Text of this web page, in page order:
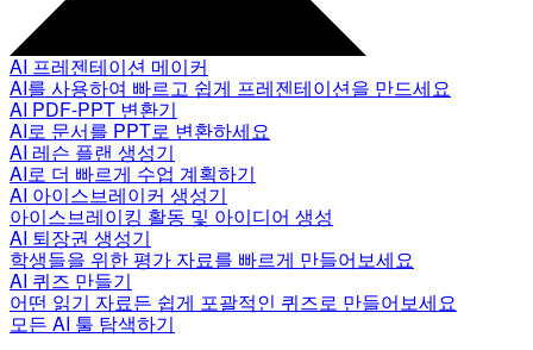
AI 프레젠테이션 메이커
AI를 사용하여 빠르고 쉽게 프레젠테이션을 만드세요
AI PDF-PPT 변환기
AI로 문서를 PPT로 변환하세요
AI 레슨 플랜 생성기
AI로 더 빠르게 수업 계획하기
AI 아이스브레이커 생성기
아이스브레이킹 활동 및 아이디어 생성
AI 퇴장권 생성기
학생들을 위한 평가 자료를 빠르게 만들어보세요
AI 퀴즈 만들기
어떤 읽기 자료든 쉽게 포괄적인 퀴즈로 만들어보세요
모든 AI 툴 탐색하기